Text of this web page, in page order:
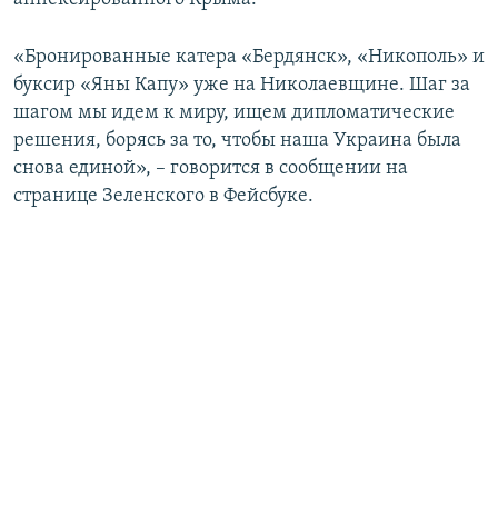
«Бронированные катера «Бердянск», «Никополь» и
буксир «Яны Капу» уже на Николаевщине. Шаг за
шагом мы идем к миру, ищем дипломатические
решения, борясь за то, чтобы наша Украина была
снова единой», – говорится в сообщении на
странице Зеленского в Фейсбуке.